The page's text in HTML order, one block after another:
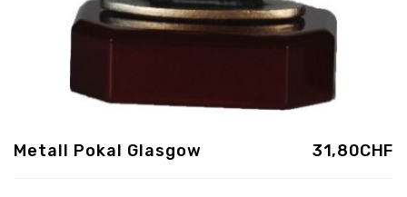
31,80CHF
Metall Pokal Glasgow